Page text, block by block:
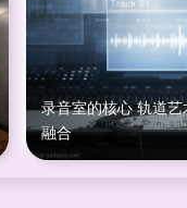
录音室的核心 轨道
融合